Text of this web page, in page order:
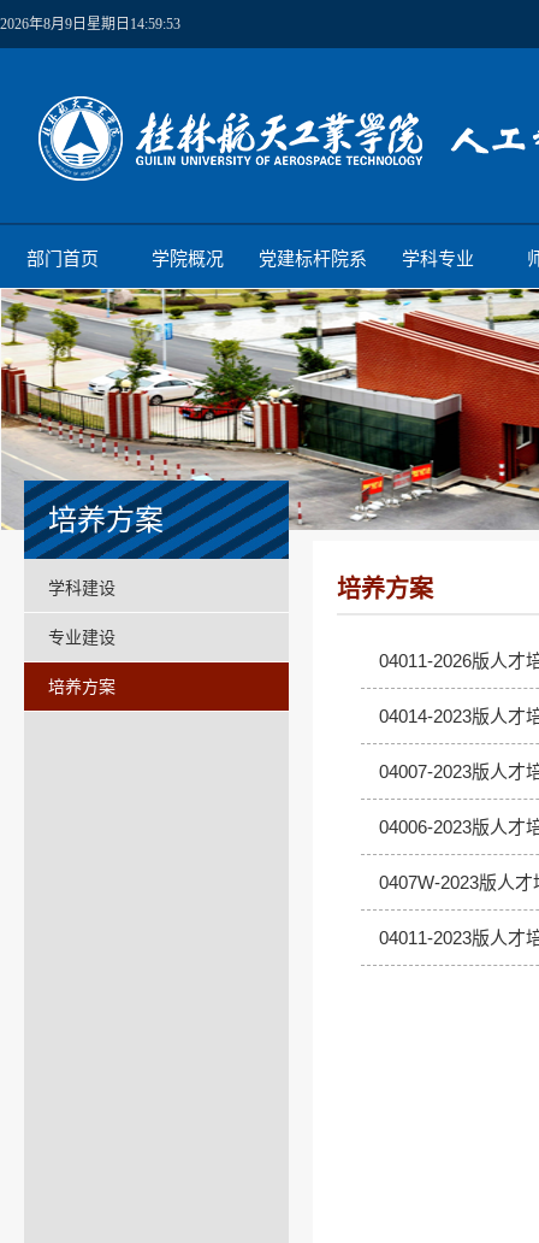
2026年8月9日星期日14:59:53
部门首页 学院概况 党建标杆院系 学科专业
培养方案
学科建设
专业建设
培养方案
培养方案
04011-2026版人才
04014-2023版人才
04007-2023版人才
04006-2023版人才
0407W-2023版人
04011-2023版人才